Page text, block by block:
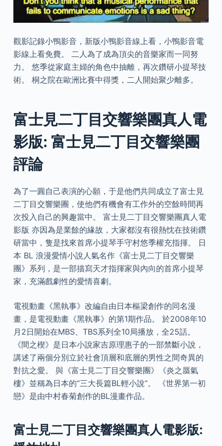
觀影記錄小鴨影音，新版小鴨影音線上看，小鴨影音電
影線上看免費。 二人為了成為頂尖的音樂家而一同努
力。 悠季從家庭主婦的角色中抽離，再次鑽研小提琴技
術。 桐之院在歐洲比賽中得獎，二人開始聚少離多。
富士見二丁目交響樂團真人電
影版: 富士見二丁目交響樂團
評論
為了一圓自己表演的心願，于是他們共同成立了富士見
二丁目交響樂團，使他們有機會有工作外的空餘時間再
次投入自己的興趣當中。 富士見二丁目交響樂團真人電
影版 亦因為是業餘的緣故，大家都沒有很熱忱在技術鑽
研當中，隻是找來首席小提琴手守村悠季權充指揮。 日
本 BL 浪漫愛情小說人氣名作《富士見二丁目交響樂
團》系列，是一部描寫天才指揮家與內向的首席小提琴
家，充滿戲劇性的愛情喜劇。
電視動畫《黑執事》改編自由日本樞梁創作的同名漫
畫，是電視動畫《黑執事》的第1期作品。 於2008年10
月2日開始在MBS、TBS系列全10局播放，全25話。
《間之楔》是日本小說家吉原理惠子的一部禁斷小說，
講述了兩個分別立於社會頂層和底層的男性之間奇異的
對抗之愛。 與《富士見二丁目交響樂團》《炎之蜃氣
樓》並稱為日本的“三大長篇BL輕小說”。 《世界第一初
戀》是由中村春菊創作的BL漫畫作品。
富士見二丁目交響樂團真人電影版: